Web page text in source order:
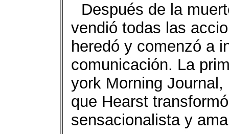
Después de la
vendió todas las
heredó y comenzó a
comunicación. La
york Morning
que Hearst
sensacionalista y